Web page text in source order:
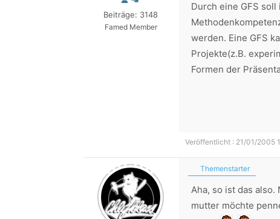
Beiträge: 3148
Famed Member
Durch eine GFS
werden. Eine GFS
Projekte(z.B.
Formen der
Veröffentlicht : 21/01/2005
Themenstarter
Aha, so ist das
mutter möchte